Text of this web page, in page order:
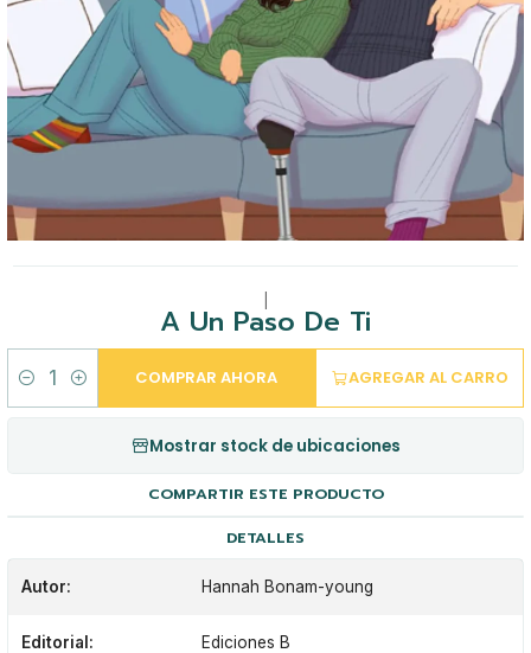
A Un Paso De Ti
Cantidad
AGREGAR AL CARRO
COMPRAR AHORA
Mostrar stock de ubicaciones
COMPARTIR ESTE PRODUCTO
DETALLES
Autor: Hannah Bonam-young
Editorial: Ediciones B